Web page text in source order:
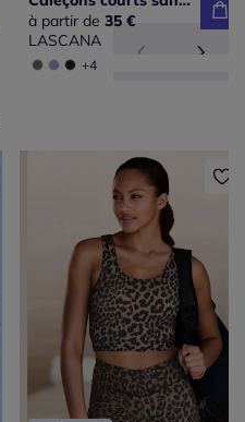
à partir de 35 €
LASCANA
+4